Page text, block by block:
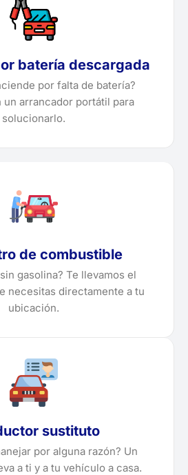
batería descargada
por falta de batería?
un arrancador portátil para
solucionarlo.
de combustible
gasolina? Te llevamos el
necesitas directamente a tu
ubicación.
sustituto
por alguna razón? Un
a ti y a tu vehículo a casa.